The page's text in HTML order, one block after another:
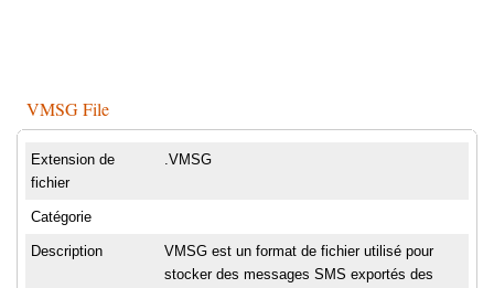
VMSG File
Extension de
fichier
.VMSG
Catégorie
Description
VMSG est un format de fichier utilisé pour
stocker des messages SMS exportés des